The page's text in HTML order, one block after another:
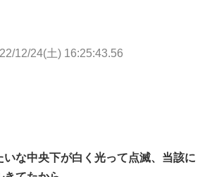
12/24(土) 16:25:43.56
いな中央下が白く光って点滅、当該に